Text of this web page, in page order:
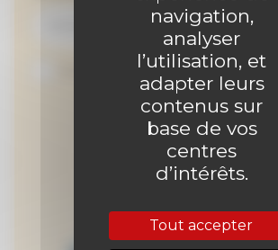
navigation,
analyser
l’utilisation, et
adapter leurs
contenus sur
base de vos
centres
d’intérêts.
Tout accepter
Je suis abonné au site